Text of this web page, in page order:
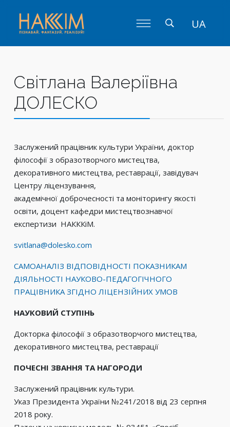
UA
Світлана Валеріївна
ДОЛЕСКО
Заслужений працівник культури України, доктор
філософії з образотворчого мистецтва,
декоративного мистецтва, реставрації, завідувач
Центру ліцензування,
академічної доброчесності та моніторингу якості
освіти, доцент кафедри мистецтвознавчої
експертизи НАКККіМ.
svitlana@dolesko.com
САМОАНАЛІЗ ВІДПОВІДНОСТІ ПОКАЗНИКАМ
ДІЯЛЬНОСТІ НАУКОВО-ПЕДАГОГІЧНОГО
ПРАЦІВНИКА ЗГІДНО ЛІЦЕНЗІЙНИХ УМОВ
НАУКОВИЙ СТУПІНЬ
Докторка філософії з образотворчого мистецтва,
декоративного мистецтва, реставрації
ПОЧЕСНІ ЗВАННЯ ТА НАГОРОДИ
Заслужений працівник культури.
Указ Президента України №241/2018 від 23 серпня
2018 року.